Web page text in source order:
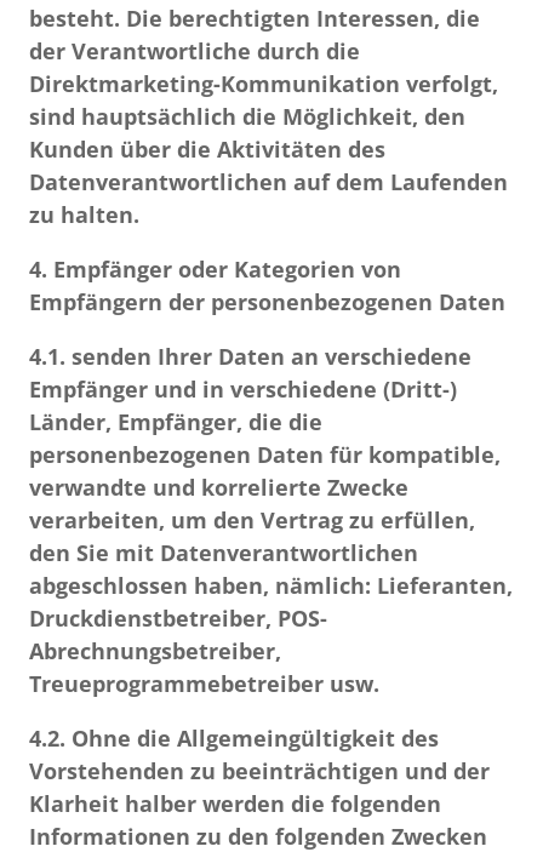
besteht. Die berechtigten Interessen, die
der Verantwortliche durch die
Direktmarketing-Kommunikation verfolgt,
sind hauptsächlich die Möglichkeit, den
Kunden über die Aktivitäten des
Datenverantwortlichen auf dem Laufenden
zu halten.
4. Empfänger oder Kategorien von
Empfängern der personenbezogenen Daten
4.1. senden Ihrer Daten an verschiedene
Empfänger und in verschiedene (Dritt-)
Länder, Empfänger, die die
personenbezogenen Daten für kompatible,
verwandte und korrelierte Zwecke
verarbeiten, um den Vertrag zu erfüllen,
den Sie mit Datenverantwortlichen
abgeschlossen haben, nämlich: Lieferanten,
Druckdienstbetreiber, POS-
Abrechnungsbetreiber,
Treueprogrammebetreiber usw.
4.2. Ohne die Allgemeingültigkeit des
Vorstehenden zu beeinträchtigen und der
Klarheit halber werden die folgenden
Informationen zu den folgenden Zwecken